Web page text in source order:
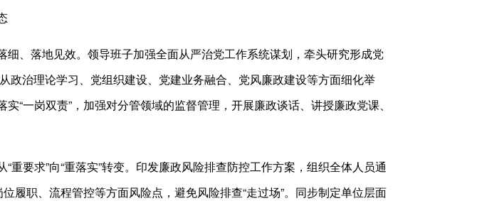
、落地见效。领导班子加强全面从严治党工作系统谋划，牵头研究形成党
政治理论学习、党组织建设、党建业务融合、党风廉政建设等方面细化举
“一岗双责”，加强对分管领域的监督管理，开展廉政谈话、讲授廉政党课、
重要求”向“重落实”转变。印发廉政风险排查防控工作方案，组织全体人员通
履职、流程管控等方面风险点，避免风险排查“走过场”。同步制定单位层面